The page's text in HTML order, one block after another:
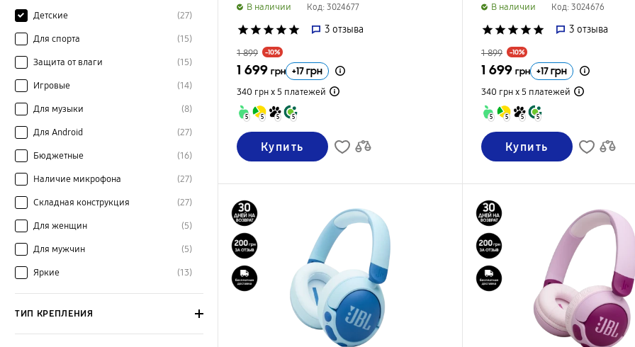
Детские (27)
Для спорта (15)
Защита от влаги (15)
Игровые (14)
Для музыки (8)
Для Android (27)
Бюджетные (16)
Наличие микрофона (27)
Складная конструкция (27)
Для женщин (5)
Для мужчин (5)
Яркие (13)
ТИП КРЕПЛЕНИЯ
B наличии Код: 3024677
star star star star star 3 отзыва
1 899 -10%
1 699 грн +17грн
340 грн х 5 платежей
5 5 5 5
Купить
B наличии Код: 3024676
star star star star star 3 отзыва
1 899 -10%
1 699 грн +17грн
340 грн х 5 платежей
5 5 5 5
Купить